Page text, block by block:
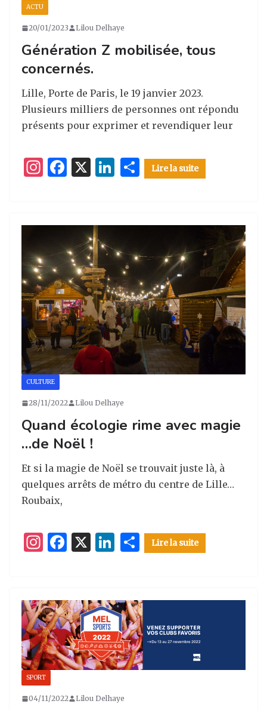
ACTU
20/01/2023 Lilou Delhaye
Génération Z mobilisée, tous
concernés.
Lille, Porte de Paris, le 19 janvier 2023.
Plusieurs milliers de personnes ont répondu
présents pour exprimer et revendiquer leur
I
a
g
ra
m
F
e
b
o
o
k
X
Li
e
dI
n
ar
g
Lire la suite
CULTURE
28/11/2022 Lilou Delhaye
Quand écologie rime avec magie
…de Noël !
Et si la magie de Noël se trouvait juste là, à
quelques arrêts de métro du centre de Lille…
Roubaix,
I
a
g
ra
m
F
e
b
o
o
k
X
Li
e
dI
n
ar
g
er
Lire la suite
SPORT
04/11/2022 Lilou Delhaye